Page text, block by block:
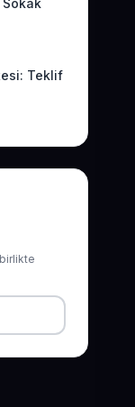
Sokak
Teklif